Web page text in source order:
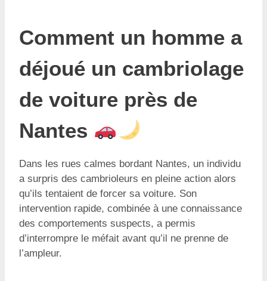
Comment un homme a
déjoué un cambriolage
de voiture près de
Nantes
Dans les rues calmes bordant Nantes, un individu
a surpris des cambrioleurs en pleine action alors
qu’ils tentaient de forcer sa voiture. Son
intervention rapide, combinée à une connaissance
des comportements suspects, a permis
d’interrompre le méfait avant qu’il ne prenne de
l’ampleur.